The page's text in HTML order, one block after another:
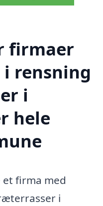
firmaer
i rensning
i
hele
firma med
i